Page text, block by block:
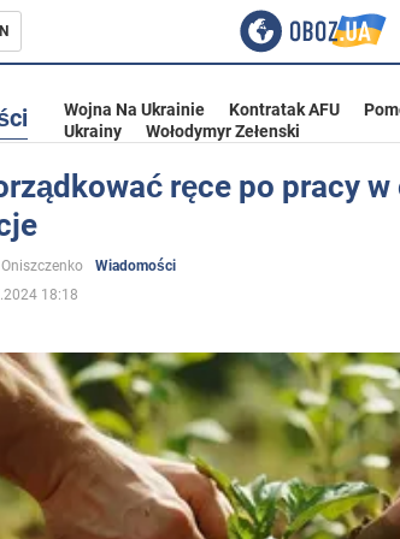
Ukrainie
Wojna Na Ukrainie Kontratak AFU
Ukrainy
Wołodymyr Zełenski
ręce po pracy
Wiadomości
18:18